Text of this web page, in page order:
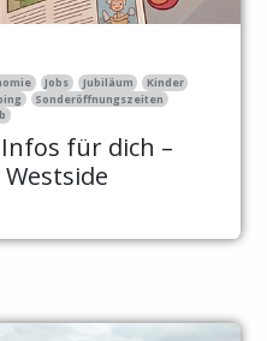
Jobs Jubiläum
Kinder
Sonderöffnungszeiten
für dich –